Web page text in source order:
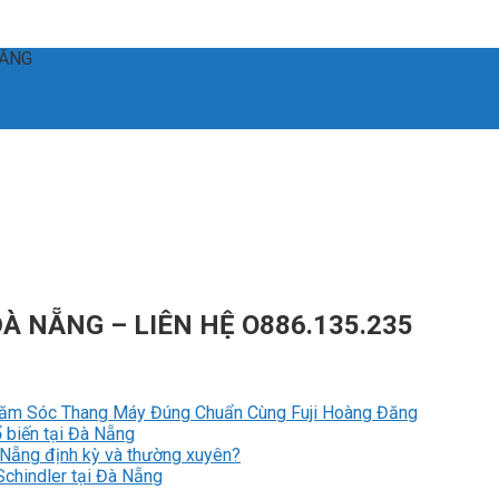
NẴNG – LIÊN HỆ O886.135.235
Sóc Thang Máy Đúng Chuẩn Cùng Fuji Hoàng Đăng
biến tại Đà Nẵng
định kỳ và thường xuyên?
tại Đà Nẵng